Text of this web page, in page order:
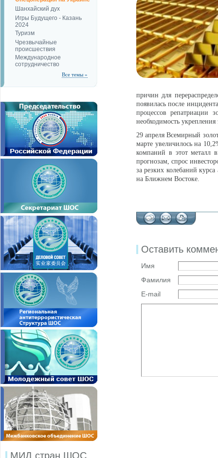
Шанхайский дух
Игры Будущего - Казань
2024
Туризм
Чрезвычайные
происшествия
Международное
сотрудничество
Все темы »
МИД стран ШОС
причин для
появилась после
процессов репатриации
необходимость
29 апреля Всемирный
марте увеличилось на
компаний в этот металл
прогнозам, спрос
за резких колебаний
на Ближнем Востоке.
Оставить
Имя
Фамилия
E-mail